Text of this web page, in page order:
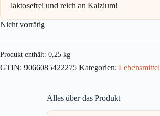
laktosefrei und reich an Kalzium!
Nicht vorrätig
Produkt enthält: 0,25 kg
GTIN: 9066085422275 Kategorien: Lebensmittel
Alles über das Produkt